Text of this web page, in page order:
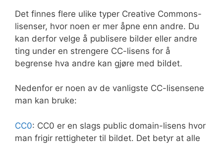
Det finnes flere ulike typer Creative Commons-
lisenser, hvor noen er mer åpne enn andre. Du
kan derfor velge å publisere bilder eller andre
ting under en strengere CC-lisens for å
begrense hva andre kan gjøre med bildet.
Nedenfor er noen av de vanligste CC-lisensene
man kan bruke:
CC0: CC0 er en slags public domain-lisens hvor
man frigir rettigheter til bildet. Det betyr at alle